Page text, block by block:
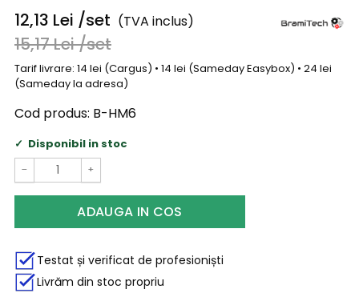
12,13 Lei /set (TVA inclus)
15,17Lei/set
Tarif livrare: 14 lei (Cargus) • 14 lei (Sameday Easybox) • 24 lei
(Sameday la adresa)
Cod produs: B-HM6
Disponibil in stoc
− +
ADAUGA IN COS
Testat și verificat de profesioniști
Livrăm din stoc propriu